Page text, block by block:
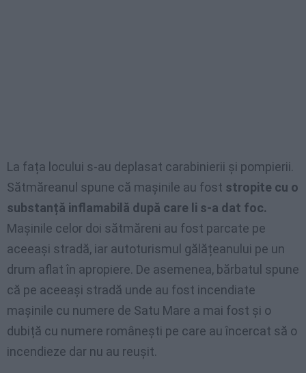
La fața locului s-au deplasat carabinierii și pompierii.
Sătmăreanul spune că mașinile au fost stropite cu o
substanță inflamabilă după care li s-a dat foc.
Mașinile celor doi sătmăreni au fost parcate pe
aceeași stradă, iar autoturismul gălățeanului pe un
drum aflat în apropiere. De asemenea, bărbatul spune
că pe aceeași stradă unde au fost incendiate
mașinile cu numere de Satu Mare a mai fost și o
dubiță cu numere românești pe care au încercat să o
incendieze dar nu au reușit.